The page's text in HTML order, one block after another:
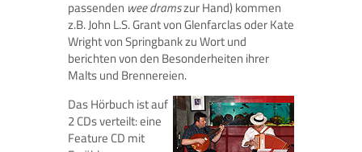
passenden wee dramszur Hand) kommen
z.B. John L.S. Grant von Glenfarclas oder Kate
Wright von Springbank zu Wort und
berichten von den Besonderheiten ihrer
Malts und Brennereien.
Das Hörbuch ist auf
2 CDs verteilt: eine
Feature CD mit